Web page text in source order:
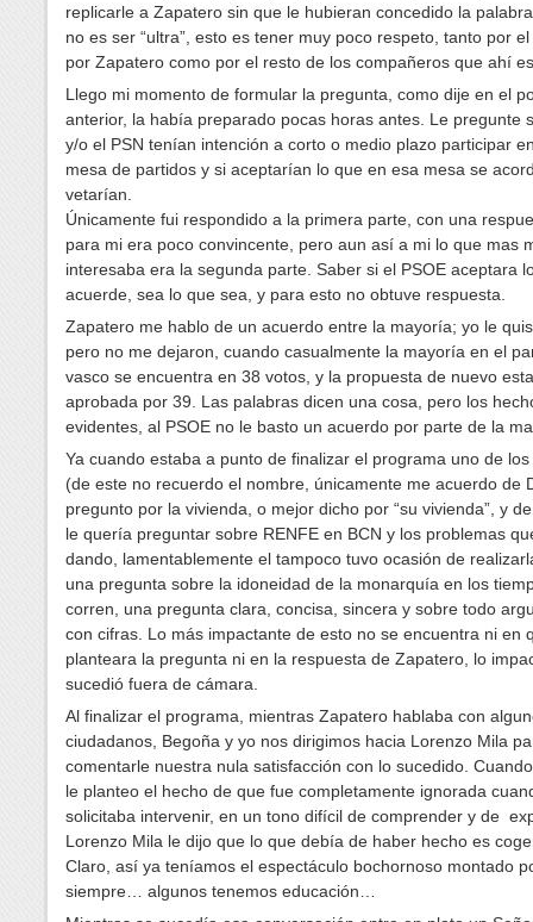
replicarle a Zapatero sin que le hubieran concedido la
no es ser “ultra”, esto es tener muy poco respeto, tanto por
por Zapatero como por el resto de los compañeros que ahí
Llego mi momento de formular la pregunta, como dije en el
anterior, la había preparado pocas horas antes. Le pregunte
y/o el PSN tenían intención a corto o medio plazo participar
mesa de partidos y si aceptarían lo que en esa mesa se
vetarían.
Únicamente fui respondido a la primera parte, con una
para mi era poco convincente, pero aun así a mi lo que mas
interesaba era la segunda parte. Saber si el PSOE aceptara
acuerde, sea lo que sea, y para esto no obtuve respuesta.
Zapatero me hablo de un acuerdo entre la mayoría; yo le
pero no me dejaron, cuando casualmente la mayoría en el
vasco se encuentra en 38 votos, y la propuesta de nuevo
aprobada por 39. Las palabras dicen una cosa, pero los
evidentes, al PSOE no le basto un acuerdo por parte de la
Ya cuando estaba a punto de finalizar el programa uno de
(de este no recuerdo el nombre, únicamente me acuerdo de
pregunto por la vivienda, o mejor dicho por “su vivienda”, y
le quería preguntar sobre RENFE en BCN y los problemas
dando, lamentablemente el tampoco tuvo ocasión de
una pregunta sobre la idoneidad de la monarquía en los
corren, una pregunta clara, concisa, sincera y sobre todo
con cifras. Lo más impactante de esto no se encuentra ni en
planteara la pregunta ni en la respuesta de Zapatero, lo
sucedió fuera de cámara.
Al finalizar el programa, mientras Zapatero hablaba con
ciudadanos, Begoña y yo nos dirigimos hacia Lorenzo Mila
comentarle nuestra nula satisfacción con lo sucedido.
le planteo el hecho de que fue completamente ignorada
solicitaba intervenir, en un tono difícil de comprender y de
Lorenzo Mila le dijo que lo que debía de haber hecho es
Claro, así ya teníamos el espectáculo bochornoso montado
siempre… algunos tenemos educación…